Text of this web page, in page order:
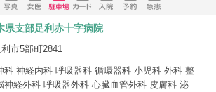
写真 女医 駐車場
クレジッ
トカード
入院 予約 急患
県支部足利赤十字病院
市5部町2841
科 神経内科 呼吸器科 循環器科 小児科 外科 整
神経外科 呼吸器外科 心臓血管外科 皮膚科 泌